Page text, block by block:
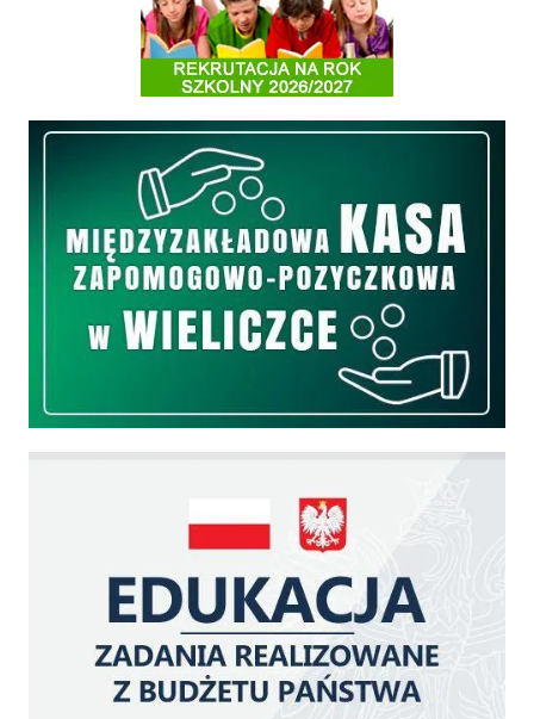
Międzyzakładowa Kasa Zapomogowo - Pożyczkowa